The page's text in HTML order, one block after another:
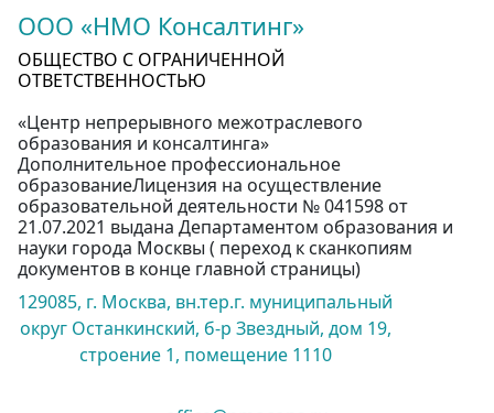
ООО «НМО Консалтинг»
ОБЩЕСТВО С ОГРАНИЧЕННОЙ
ОТВЕТСТВЕННОСТЬЮ
«Центр непрерывного межотраслевого
образования и консалтинга»
Дополнительное профессиональное
образованиеЛицензия на осуществление
образовательной деятельности № 041598 от
21.07.2021 выдана Департаментом образования и
науки города Москвы ( переход к сканкопиям
документов в конце главной страницы)
129085, г. Москва, вн.тер.г. муниципальный
округ Останкинский, б-р Звездный, дом 19,
строение 1, помещение 1110